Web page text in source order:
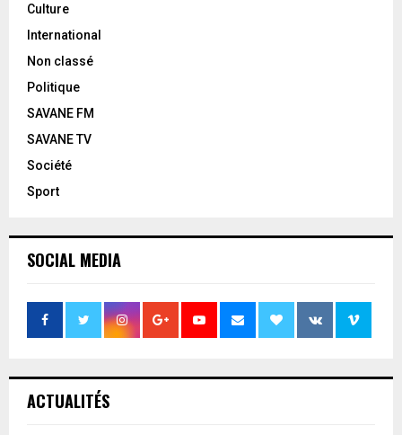
Culture
International
Non classé
Politique
SAVANE FM
SAVANE TV
Société
Sport
SOCIAL MEDIA
ACTUALITÉS